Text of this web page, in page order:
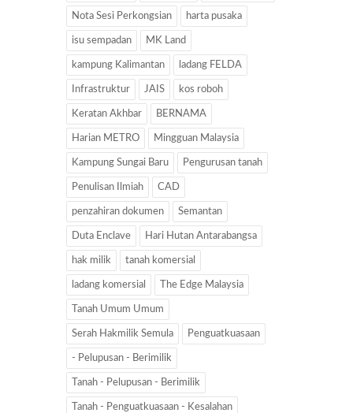
Nota Sesi Perkongsian harta pusaka
isu sempadan MK Land
kampung Kalimantan ladang FELDA
Infrastruktur JAIS kos roboh
Keratan Akhbar BERNAMA
Harian METRO Mingguan Malaysia
Kampung Sungai Baru Pengurusan tanah
Penulisan Ilmiah CAD
penzahiran dokumen Semantan
Duta Enclave Hari Hutan Antarabangsa
hak milik tanah komersial
ladang komersial The Edge Malaysia
Tanah Umum Umum
Serah Hakmilik Semula Penguatkuasaan
- Pelupusan - Berimilik
Tanah - Pelupusan - Berimilik
Tanah - Penguatkuasaan - Kesalahan